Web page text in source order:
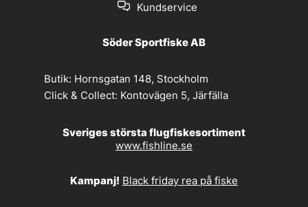
Kundservice
Söder Sportfiske AB
Butik: Hornsgatan 148, Stockholm
Click & Collect: Kontovägen 5, Järfälla
Sveriges största flugfiskesortiment
www.fishline.se
Kampanj! Black friday rea på fiske